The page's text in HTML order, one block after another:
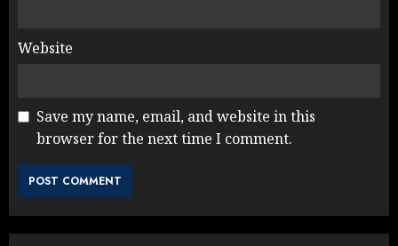
Website
Save my name, email, and website in this
browser for the next time I comment.